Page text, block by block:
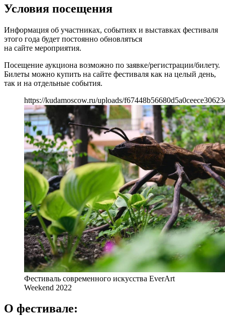
Условия посещения
Информация об участниках, событиях и выставках фестиваля
этого года будет постоянно обновляться
на сайте мероприятия.
Посещение аукциона возможно по заявке/регистрации/билету.
Билеты можно купить на сайте фестиваля как на целый день,
так и на отдельные события.
https://kudamoscow.ru/uploads/
Фестиваль современного искусства EverArt
Weekend 2022
О фестивале: